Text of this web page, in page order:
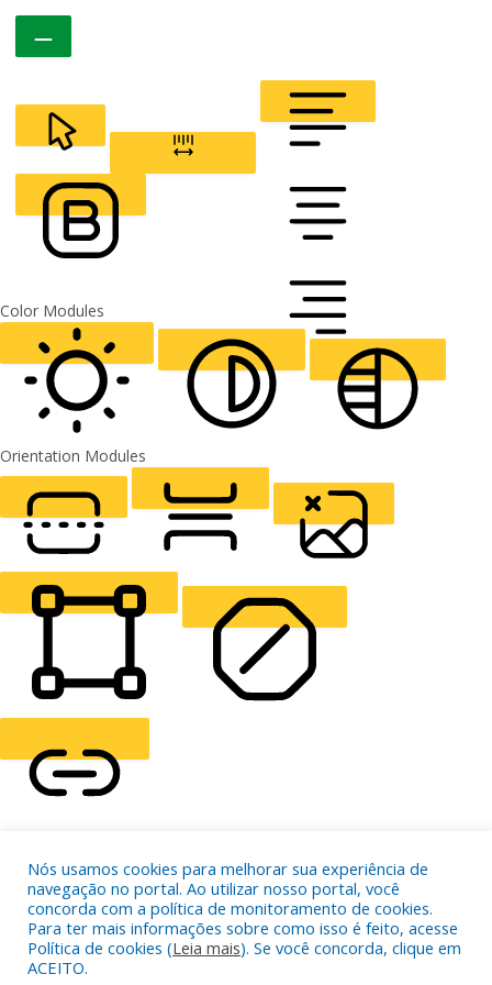
CURSOR
ALIGN TEXT
FONT WEIGHT
Color Modules
LIGHT CONTRAST HIGH CONTRAST
Orientation Modules
READING LINE READING MASK HIDE IMAGES
HIGHLIGHT CONTENT
HIGHLIGHT LINKS
RESET SETTINGS
Nós usamos cookies para melhorar sua experiência de
navegação no portal. Ao utilizar nosso portal, você
concorda com a política de monitoramento de cookies.
Para ter mais informações sobre como isso é feito, acesse
Política de cookies (Leia mais). Se você concorda, clique em
ACEITO.